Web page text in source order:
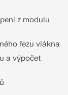
z modulu
řezu vlákna
a výpočet